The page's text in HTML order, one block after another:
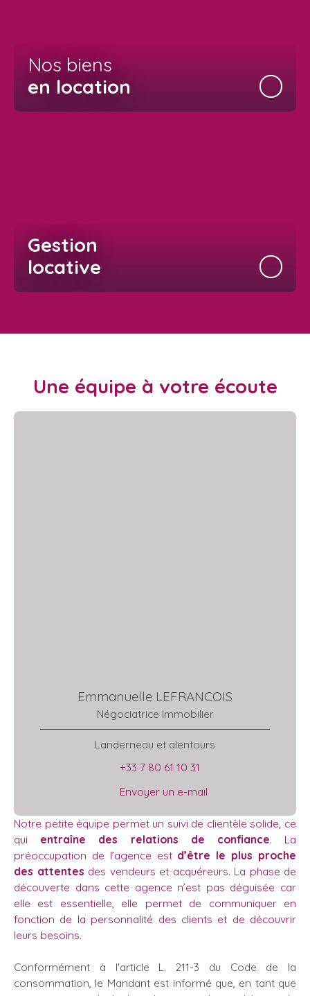
Nos biens
en location
Gestion
locative
Une équipe à votre écoute
Emmanuelle LEFRANCOIS
Négociatrice Immobilier
Landerneau et alentours
+33 7 80 61 10 31
Envoyer un e-mail
Notre petite équipe permet un suivi de clientèle solide, ce
qui entraîne des relations de confiance. La
préoccupation de l’agence est d’être le plus proche
des attentes des vendeurs et acquéreurs. La phase de
découverte dans cette agence n’est pas déguisée car
elle est essentielle, elle permet de communiquer en
fonction de la personnalité des clients et de découvrir
leurs besoins.
Conformément à l'article L. 211-3 du Code de la
consommation, le Mandant est informé que, en tant que